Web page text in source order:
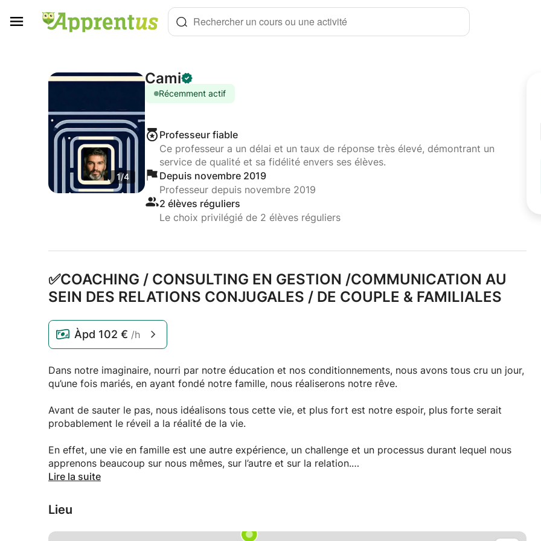
Rechercher un cours ou une activité
1/4
Cami
Récemment actif
Professeur fiable
Ce professeur a un délai et un taux de réponse très élevé, démontrant un
service de qualité et sa fidélité envers ses élèves.
Depuis novembre 2019
Professeur depuis novembre 2019
2 élèves réguliers
Le choix privilégié de 2 élèves réguliers
✅COACHING / CONSULTING EN GESTION /COMMUNICATION AU
SEIN DES RELATIONS CONJUGALES / DE COUPLE & FAMILIALES
Àpd 102 € /h
Dans notre imaginaire, nourri par notre éducation et nos conditionnements, nous avons tous cru un jour,
qu’une fois mariés, en ayant fondé notre famille, nous réaliserons notre rêve.
Avant de sauter le pas, nous idéalisons tous cette vie, et plus fort est notre espoir, plus forte serait
probablement le réveil a la réalité de la vie.
En effet, une vie en famille est une autre expérience, un challenge et un processus durant lequel nous
apprenons beaucoup sur nous mêmes, sur l’autre et sur la relation.
grandir (parfois dans la douleur, dans la joie).
Parmi les accompagnement possibles, quelques exemples :
Lire la suite
Lieu